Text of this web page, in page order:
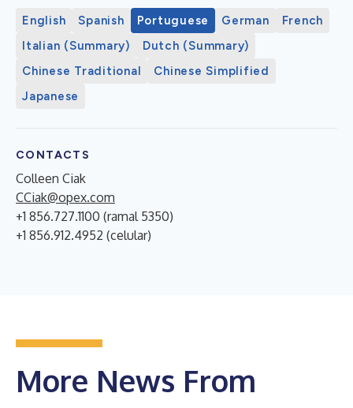
English Spanish Portuguese German
French
Italian (Summary)
Dutch (Summary)
Chinese Traditional
Chinese Simplified
Japanese
CONTACTS
Colleen Ciak
CCiak@opex.com
+1 856.727.1100 (ramal 5350)
+1 856.912.4952 (celular)
More News From